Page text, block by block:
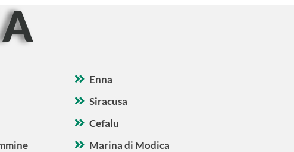
Enna
Siracusa
Cefalu
Marina di Modica